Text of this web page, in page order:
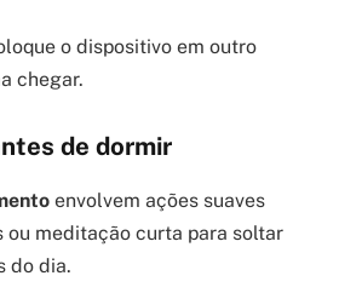
o dispositivo em outro
chegar.
de dormir
envolvem ações suaves
ou meditação curta para soltar
do dia.